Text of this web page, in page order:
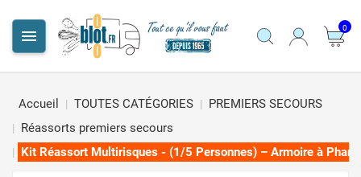
 0
Accueil TOUTES CATÉGORIES
PREMIERS SECOURS
Réassorts premiers secours
Kit Réassort Multirisques - (1/5 Personnes) – Armoire à